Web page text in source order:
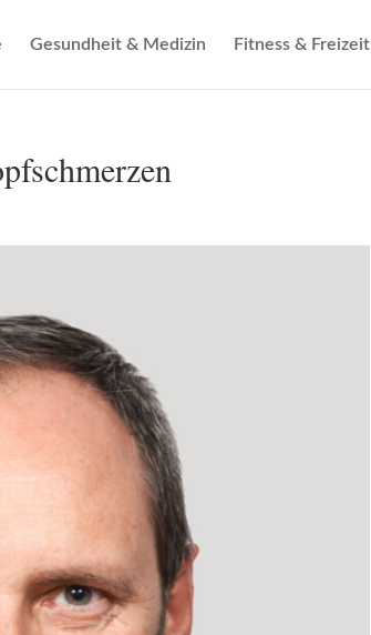
Gesundheit & Medizin Fitness & Freizeit